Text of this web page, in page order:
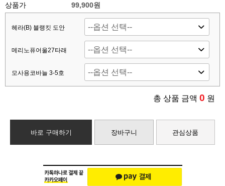
상품가 99,900원
헤라(B) 블랭킷 도안
메리노퓨어울27타래
모사용코바늘 3-5호
총 상품 금액 0 원
바로 구매하기 장바구니 관심상품